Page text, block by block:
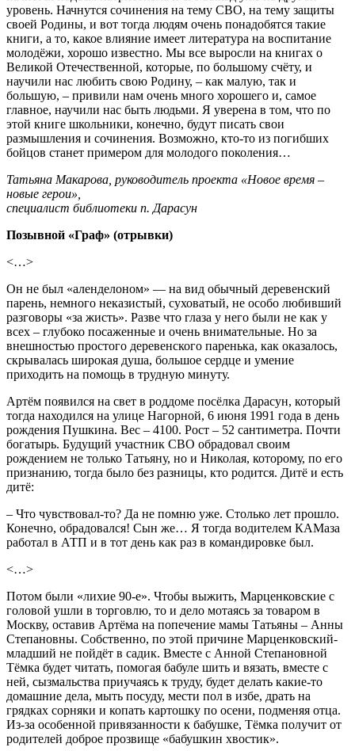
уровень. Начнутся сочинения на тему СВО, на тему защиты
своей Родины, и вот тогда людям очень понадобятся такие
книги, а то, какое влияние имеет литература на воспитание
молодёжи, хорошо известно. Мы все выросли на книгах о
Великой Отечественной, которые, по большому счёту, и
научили нас любить свою Родину, – как малую, так и
большую, – привили нам очень много хорошего и, самое
главное, научили нас быть людьми. Я уверена в том, что по
этой книге школьники, конечно, будут писать свои
размышления и сочинения. Возможно, кто-то из погибших
бойцов станет примером для молодого поколения…
Татьяна Макарова, руководитель проекта «Новое время –
новые герои»,
специалист библиотеки п. Дарасун
Позывной «Граф» (отрывки)
<…>
Он не был «аленделоном» — на вид обычный деревенский
парень, немного неказистый, суховатый, не особо любивший
разговоры «за жисть». Разве что глаза у него были не как у
всех – глубоко посаженные и очень внимательные. Но за
внешностью простого деревенского паренька, как оказалось,
скрывалась широкая душа, большое сердце и умение
приходить на помощь в трудную минуту.
Артём появился на свет в роддоме посёлка Дарасун, который
тогда находился на улице Нагорной, 6 июня 1991 года в день
рождения Пушкина. Вес – 4100. Рост – 52 сантиметра. Почти
богатырь. Будущий участник СВО обрадовал своим
рождением не только Татьяну, но и Николая, которому, по его
признанию, тогда было без разницы, кто родится. Дитё и есть
дитё:
– Что чувствовал-то? Да не помню уже. Столько лет прошло.
Конечно, обрадовался! Сын же… Я тогда водителем КАМаза
работал в АТП и в тот день как раз в командировке был.
<…>
Потом были «лихие 90-е». Чтобы выжить, Марценковские с
головой ушли в торговлю, то и дело мотаясь за товаром в
Москву, оставив Артёма на попечение мамы Татьяны – Анны
Степановны. Собственно, по этой причине Марценковский-
младший не пойдёт в садик. Вместе с Анной Степановной
Тёмка будет читать, помогая бабуле шить и вязать, вместе с
ней, сызмальства приучаясь к труду, будет делать какие-то
домашние дела, мыть посуду, мести пол в избе, драть на
грядках сорняки и копать картошку по осени, подменяя отца.
Из-за особенной привязанности к бабушке, Тёмка получит от
родителей доброе прозвище «бабушкин хвостик».